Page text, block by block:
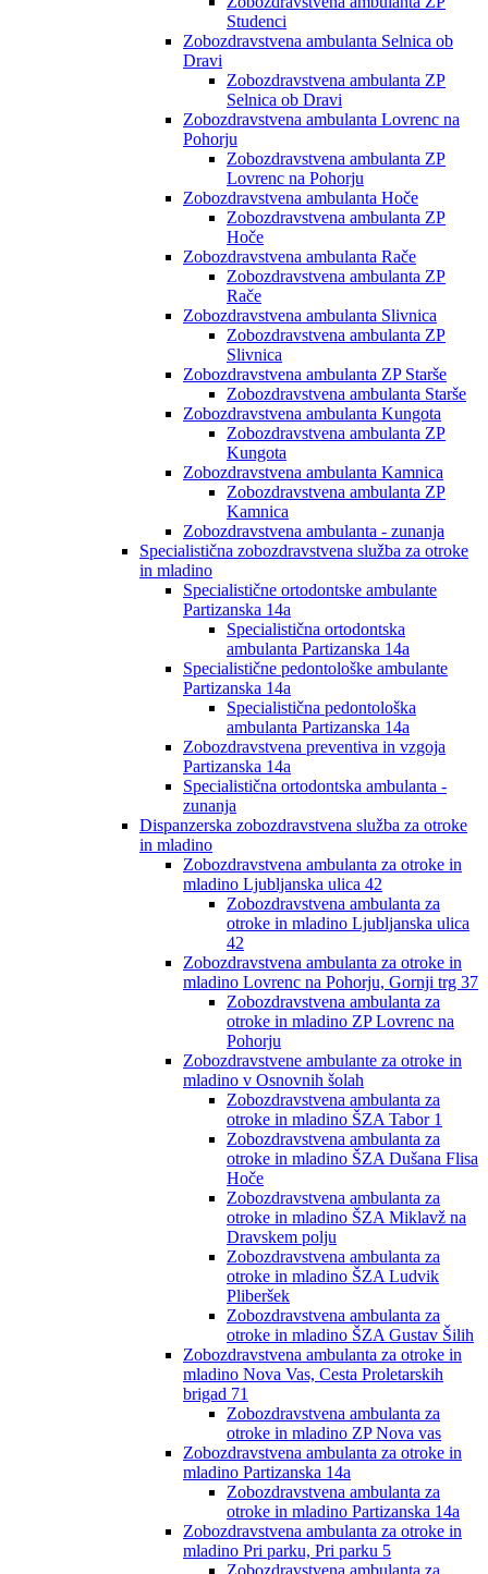
Studenci
Zobozdravstvena ambulanta Selnica ob
Dravi
Zobozdravstvena ambulanta ZP
Selnica ob Dravi
Zobozdravstvena ambulanta Lovrenc na
Pohorju
Zobozdravstvena ambulanta ZP
Lovrenc na Pohorju
Zobozdravstvena ambulanta Hoče
Zobozdravstvena ambulanta ZP
Hoče
Zobozdravstvena ambulanta Rače
Zobozdravstvena ambulanta ZP
Rače
Zobozdravstvena ambulanta Slivnica
Zobozdravstvena ambulanta ZP
Slivnica
Zobozdravstvena ambulanta ZP Starše
Zobozdravstvena ambulanta Starše
Zobozdravstvena ambulanta Kungota
Zobozdravstvena ambulanta ZP
Kungota
Zobozdravstvena ambulanta Kamnica
Zobozdravstvena ambulanta ZP
Kamnica
Zobozdravstvena ambulanta - zunanja
Specialistična zobozdravstvena služba za otroke
in mladino
Specialistične ortodontske ambulante
Partizanska 14a
Specialistična ortodontska
ambulanta Partizanska 14a
Specialistične pedontološke ambulante
Partizanska 14a
Specialistična pedontološka
ambulanta Partizanska 14a
Zobozdravstvena preventiva in vzgoja
Partizanska 14a
Specialistična ortodontska ambulanta -
zunanja
Dispanzerska zobozdravstvena služba za otroke
in mladino
Zobozdravstvena ambulanta za otroke in
mladino Ljubljanska ulica 42
Zobozdravstvena ambulanta za
otroke in mladino Ljubljanska ulica
42
Zobozdravstvena ambulanta za otroke in
mladino Lovrenc na Pohorju, Gornji trg 37
Zobozdravstvena ambulanta za
otroke in mladino ZP Lovrenc na
Pohorju
Zobozdravstvene ambulante za otroke in
mladino v Osnovnih šolah
Zobozdravstvena ambulanta za
otroke in mladino ŠZA Tabor 1
Zobozdravstvena ambulanta za
otroke in mladino ŠZA Dušana Flisa
Hoče
Zobozdravstvena ambulanta za
otroke in mladino ŠZA Miklavž na
Dravskem polju
Zobozdravstvena ambulanta za
otroke in mladino ŠZA Ludvik
Pliberšek
Zobozdravstvena ambulanta za
otroke in mladino ŠZA Gustav Šilih
Zobozdravstvena ambulanta za otroke in
mladino Nova Vas, Cesta Proletarskih
brigad 71
Zobozdravstvena ambulanta za
otroke in mladino ZP Nova vas
Zobozdravstvena ambulanta za otroke in
mladino Partizanska 14a
Zobozdravstvena ambulanta za
otroke in mladino Partizanska 14a
Zobozdravstvena ambulanta za otroke in
mladino Pri parku, Pri parku 5
Zobozdravstvena ambulanta za